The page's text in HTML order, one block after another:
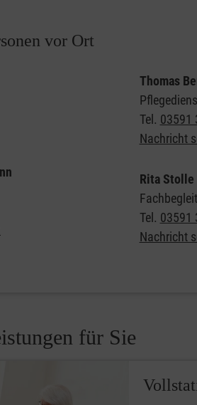
vor Ort
Thomas
Tel. 03591
Nachricht
Rita Stolle
Tel. 03591
Nachricht
für Sie